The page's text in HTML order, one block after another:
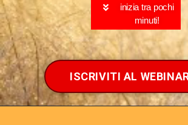
inizia tra pochi
minuti!
ISCRIVITI AL